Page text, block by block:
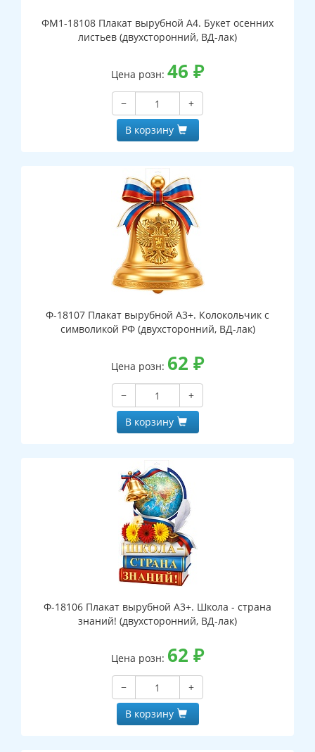
ФМ1-18108 Плакат вырубной А4. Букет осенних
листьев (двухсторонний, ВД-лак)
Цена розн: 46 ₽
−
+
В корзину
Ф-18107 Плакат вырубной А3+. Колокольчик с
символикой РФ (двухсторонний, ВД-лак)
Цена розн: 62 ₽
−
+
В корзину
Ф-18106 Плакат вырубной А3+. Школа - страна
знаний! (двухсторонний, ВД-лак)
Цена розн: 62 ₽
−
+
В корзину